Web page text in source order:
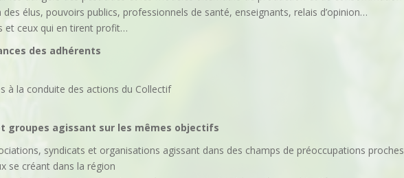
élus, pouvoirs publics, professionnels de santé, enseignants, relais d’opinion…
et ceux qui en tirent profit…
des adhérents
à la conduite des actions du Collectif
groupes agissant sur les mêmes objectifs
syndicats et organisations agissant dans des champs de préoccupations proches
se créant dans la région